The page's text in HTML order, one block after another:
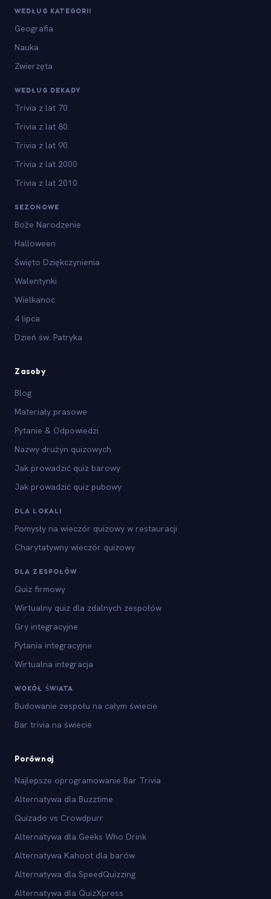
WEDŁUG KATEGORII
Geografia
Nauka
Zwierzęta
WEDŁUG DEKADY
Trivia z lat 70.
Trivia z lat 80.
Trivia z lat 90.
Trivia z lat 2000
Trivia z lat 2010
SEZONOWE
Boże Narodzenie
Halloween
Święto Dziękczynienia
Walentynki
Wielkanoc
4 lipca
Dzień św. Patryka
Zasoby
Blog
Materiały prasowe
Pytanie & Odpowiedzi
Nazwy drużyn quizowych
Jak prowadzić quiz barowy
Jak prowadzić quiz pubowy
DLA LOKALI
Pomysły na wieczór quizowy w restauracji
Charytatywny wieczór quizowy
DLA ZESPOŁÓW
Quiz firmowy
Wirtualny quiz dla zdalnych zespołów
Gry integracyjne
Pytania integracyjne
Wirtualna integracja
WOKÓŁ ŚWIATA
Budowanie zespołu na całym świecie
Bar trivia na świecie
Porównaj
Najlepsze oprogramowanie Bar Trivia
Alternatywa dla Buzztime
Quizado vs Crowdpurr
Alternatywa dla Geeks Who Drink
Alternatywa Kahoot dla barów
Alternatywa dla SpeedQuizzing
Alternatywa dla QuizXpress